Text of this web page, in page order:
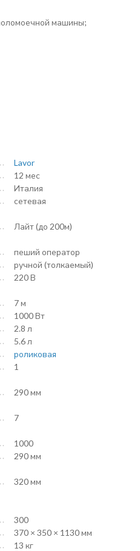
машины;
Lavor
12 мес
Италия
сетевая
Лайт (до 200м)
пеший оператор
ручной (толкаемый)
220 В
7 м
1000 Вт
2.8 л
5.6 л
роликовая
1
290 мм
7
1000
290 мм
320 мм
300
370 × 350 × 1130 мм
13 кг